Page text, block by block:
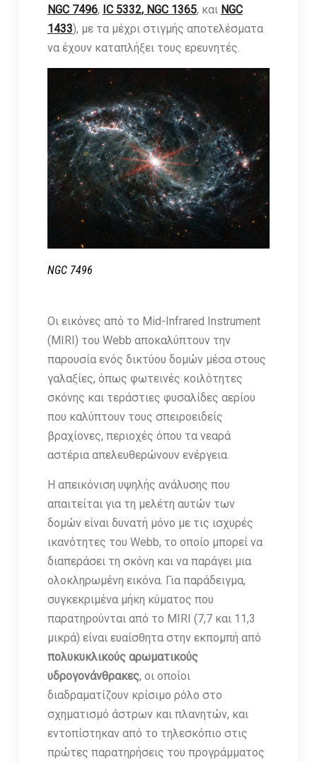
NGC 7496, IC 5332, NGC 1365, και NGC
1433), με τα μέχρι στιγμής αποτελέσματα
να έχουν καταπλήξει τους ερευνητές.
NGC 7496
Οι εικόνες από το Mid-Infrared Instrument
(MIRI) του Webb αποκαλύπτουν την
παρουσία ενός δικτύου δομών μέσα στους
γαλαξίες, όπως φωτεινές κοιλότητες
σκόνης και τεράστιες φυσαλίδες αερίου
που καλύπτουν τους σπειροειδείς
βραχίονες, περιοχές όπου τα νεαρά
αστέρια απελευθερώνουν ενέργεια.
Η απεικόνιση υψηλής ανάλυσης που
απαιτείται για τη μελέτη αυτών των
δομών είναι δυνατή μόνο με τις ισχυρές
ικανότητες του Webb, το οποίο μπορεί να
διαπεράσει τη σκόνη και να παράγει μια
ολοκληρωμένη εικόνα. Για παράδειγμα,
συγκεκριμένα μήκη κύματος που
παρατηρούνται από το MIRI (7,7 και 11,3
μικρά) είναι ευαίσθητα στην εκπομπή από
πολυκυκλικούς αρωματικούς
υδρογονάνθρακες, οι οποίοι
διαδραματίζουν κρίσιμο ρόλο στο
σχηματισμό άστρων και πλανητών, και
εντοπίστηκαν από το τηλεσκόπιο στις
πρώτες παρατηρήσεις του προγράμματος